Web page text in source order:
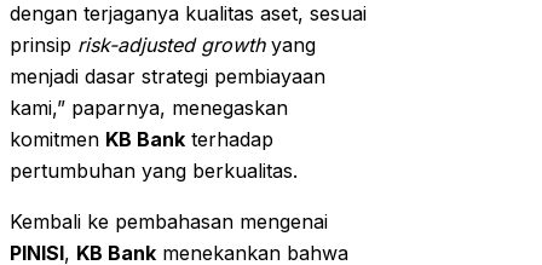
dengan terjaganya kualitas aset, sesuai
prinsip risk-adjusted growthyang
menjadi dasar strategi pembiayaan
kami,” paparnya, menegaskan
komitmen KB Bank terhadap
pertumbuhan yang berkualitas.
Kembali ke pembahasan mengenai
PINISI, KB Bank menekankan bahwa